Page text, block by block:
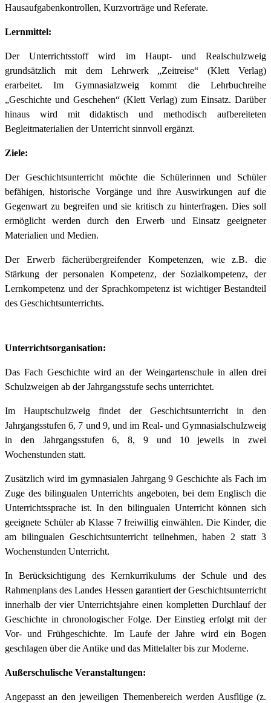
Hausaufgabenkontrollen, Kurzvorträge und Referate.
Lernmittel:
Der Unterrichtsstoff wird im Haupt- und Realschulzweig
grundsätzlich mit dem Lehrwerk „Zeitreise“ (Klett Verlag)
erarbeitet. Im Gymnasialzweig kommt die Lehrbuchreihe
„Geschichte und Geschehen“ (Klett Verlag) zum Einsatz. Darüber
hinaus wird mit didaktisch und methodisch aufbereiteten
Begleitmaterialien der Unterricht sinnvoll ergänzt.
Ziele:
Der Geschichtsunterricht möchte die Schülerinnen und Schüler
befähigen, historische Vorgänge und ihre Auswirkungen auf die
Gegenwart zu begreifen und sie kritisch zu hinterfragen. Dies soll
ermöglicht werden durch den Erwerb und Einsatz geeigneter
Materialien und Medien.
Der Erwerb fächerübergreifender Kompetenzen, wie z.B. die
Stärkung der personalen Kompetenz, der Sozialkompetenz, der
Lernkompetenz und der Sprachkompetenz ist wichtiger Bestandteil
des Geschichtsunterrichts.
Unterrichtsorganisation:
Das Fach Geschichte wird an der Weingartenschule in allen drei
Schulzweigen ab der Jahrgangsstufe sechs unterrichtet.
Im Hauptschulzweig findet der Geschichtsunterricht in den
Jahrgangsstufen 6, 7 und 9, und im Real- und Gymnasialschulzweig
in den Jahrgangsstufen 6, 8, 9 und 10 jeweils in zwei
Wochenstunden statt.
Zusätzlich wird im gymnasialen Jahrgang 9 Geschichte als Fach im
Zuge des bilingualen Unterrichts angeboten, bei dem Englisch die
Unterrichtssprache ist. In den bilingualen Unterricht können sich
geeignete Schüler ab Klasse 7 freiwillig einwählen. Die Kinder, die
am bilingualen Geschichtsunterricht teilnehmen, haben 2 statt 3
Wochenstunden Unterricht.
In Berücksichtigung des Kernkurrikulums der Schule und des
Rahmenplans des Landes Hessen garantiert der Geschichtsunterricht
innerhalb der vier Unterrichtsjahre einen kompletten Durchlauf der
Geschichte in chronologischer Folge. Der Einstieg erfolgt mit der
Vor- und Frühgeschichte. Im Laufe der Jahre wird ein Bogen
geschlagen über die Antike und das Mittelalter bis zur Moderne.
Außerschulische Veranstaltungen:
Angepasst an den jeweiligen Themenbereich werden Ausflüge (z.